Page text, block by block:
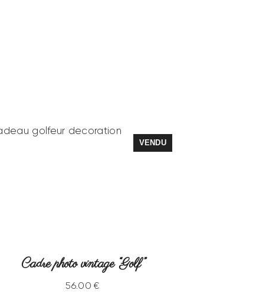
VENDU
Cadre photo vintage “Golf”
56 00 €